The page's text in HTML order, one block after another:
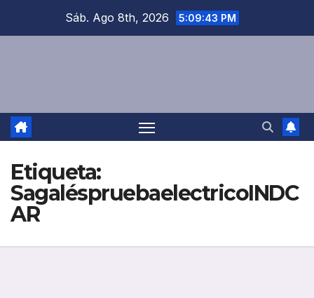
Sáb. Ago 8th, 2026 5:09:43 PM
Etiqueta:
SagaléspruebaelectricoINDC
AR